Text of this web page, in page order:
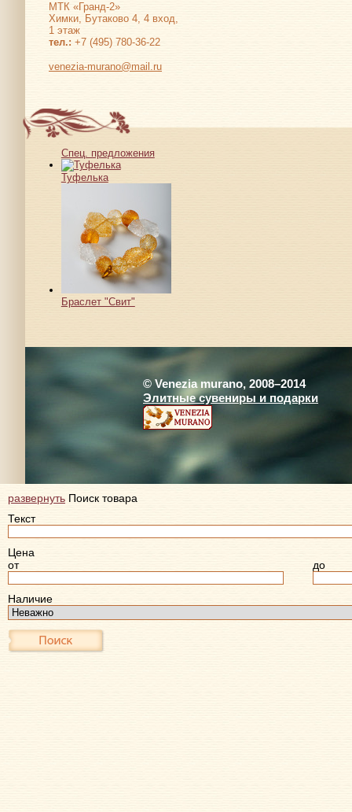
МТК «Гранд-2»
Химки, Бутаково 4, 4 вход,
1 этаж
тел.: +7 (495) 780-36-22
venezia-murano@mail.ru
Спец. предложения
Туфелька
Браслет "Свит"
© Venezia murano, 2008–2014
Элитные сувениры и подарки
развернуть Поиск товара
Текст
Цена
от
до
Наличие